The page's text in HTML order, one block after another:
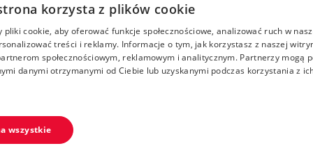
pistoletów NTools
250770
Adapter/złącze kubka
pistoletów
Fast Preparation System
15 | NTools FX1 i FX2, DeVilbiss
| 3/8 BSP
korzysta z plików cookie
pliki cookie, aby oferować funkcje społecznościowe, analizować ruch w
treści i reklamy. Informacje o tym, jak korzystasz z naszej
społecznościowym, reklamowym i analitycznym. Partnerzy mogą
danymi otrzymanymi od Ciebie lub uzyskanymi podczas korzystania z
wszystkie